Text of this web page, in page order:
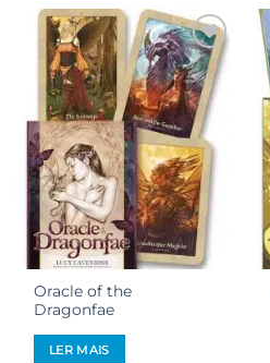
Adicionar
aos meus
desejos
Oracle of the
Dragonfae
LER MAIS